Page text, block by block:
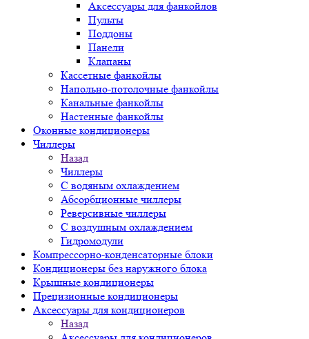
Аксессуары для фанкойлов
Пульты
Поддоны
Панели
Клапаны
Кассетные фанкойлы
Напольно-потолочные фанкойлы
Канальные фанкойлы
Настенные фанкойлы
Оконные кондиционеры
Чиллеры
Назад
Чиллеры
С водяным охлаждением
Абсорбционные чиллеры
Реверсивные чиллеры
С воздушным охлаждением
Гидромодули
Компрессорно-конденсаторные блоки
Кондиционеры без наружного блока
Крышные кондиционеры
Прецизионные кондиционеры
Аксессуары для кондиционеров
Назад